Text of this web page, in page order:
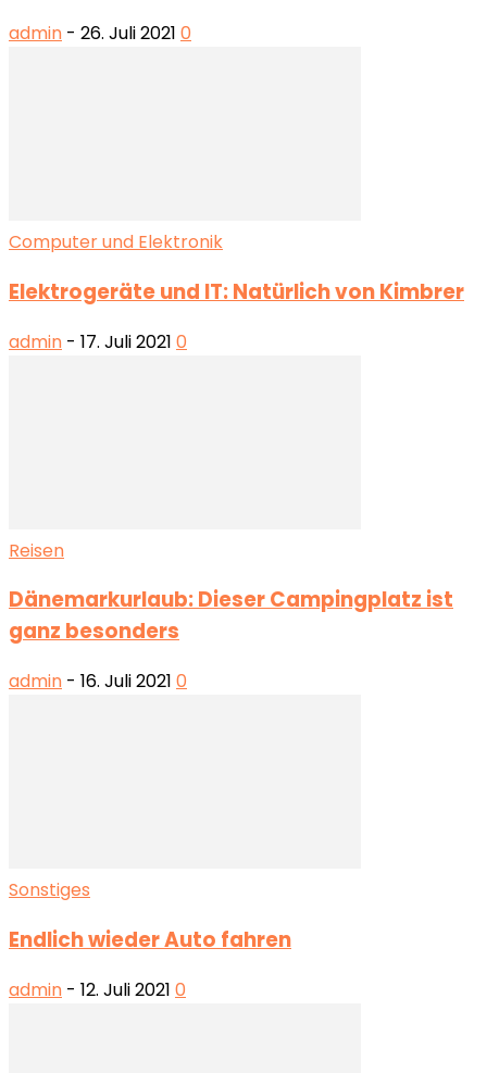
admin - 26. Juli 2021 0
Computer und Elektronik
Elektrogeräte und IT: Natürlich von Kimbrer
admin - 17. Juli 2021 0
Reisen
Dänemarkurlaub: Dieser Campingplatz ist
ganz besonders
admin - 16. Juli 2021 0
Sonstiges
Endlich wieder Auto fahren
admin - 12. Juli 2021 0